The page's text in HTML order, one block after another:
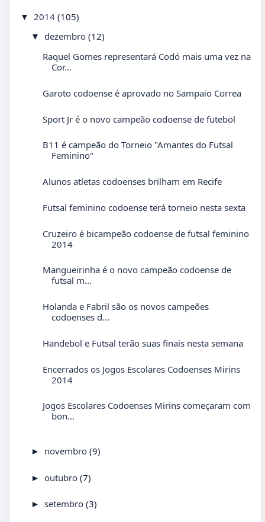
▼ 2014 (105)
▼ dezembro (12)
Raquel Gomes representará Codó mais uma vez na
Cor...
Garoto codoense é aprovado no Sampaio Correa
Sport Jr é o novo campeão codoense de futebol
B11 é campeão do Torneio "Amantes do Futsal
Feminino"
Alunos atletas codoenses brilham em Recife
Futsal feminino codoense terá torneio nesta sexta
Cruzeiro é bicampeão codoense de futsal feminino
2014
Mangueirinha é o novo campeão codoense de
futsal m...
Holanda e Fabril são os novos campeões
codoenses d...
Handebol e Futsal terão suas finais nesta semana
Encerrados os Jogos Escolares Codoenses Mirins
2014
Jogos Escolares Codoenses Mirins começaram com
bon...
► novembro (9)
► outubro (7)
► setembro (3)